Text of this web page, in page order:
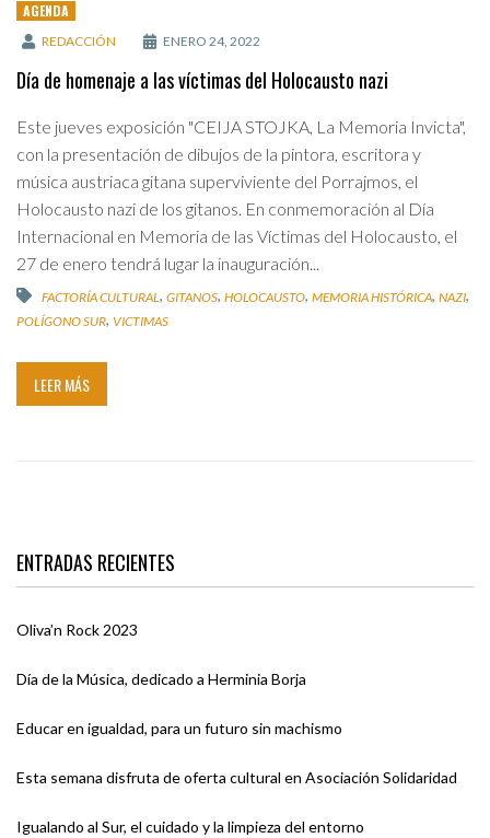
AGENDA
REDACCIÓN ENERO 24, 2022
Día de homenaje a las víctimas del Holocausto nazi
Este jueves exposición "CEIJA STOJKA, La Memoria Invicta",
con la presentación de dibujos de la pintora, escritora y
música austriaca gitana superviviente del Porrajmos, el
Holocausto nazi de los gitanos. En conmemoración al Día
Internacional en Memoria de las Víctimas del Holocausto, el
27 de enero tendrá lugar la inauguración...
FACTORÍA CULTURAL, GITANOS, HOLOCAUSTO, MEMORIA HISTÓRICA, NAZI,
POLÍGONO SUR, VICTIMAS
LEER MÁS
ENTRADAS RECIENTES
Oliva’n Rock 2023
Día de la Música, dedicado a Herminia Borja
Educar en igualdad, para un futuro sin machismo
Esta semana disfruta de oferta cultural en Asociación Solidaridad
Igualando al Sur, el cuidado y la limpieza del entorno